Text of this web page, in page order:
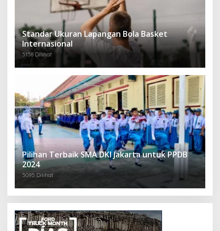
Standar Ukuran Lapangan Bola Basket
Internasional
5158 Dilihat
Pilihan Terbaik SMA DKI Jakarta untuk PPDB
2024
5095 Dilihat